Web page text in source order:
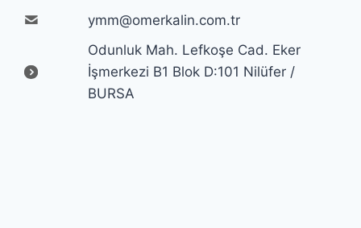
ymm@omerkalin.com.tr
Odunluk Mah. Lefkoşe Cad. Eker
İşmerkezi B1 Blok D:101 Nilüfer /
BURSA